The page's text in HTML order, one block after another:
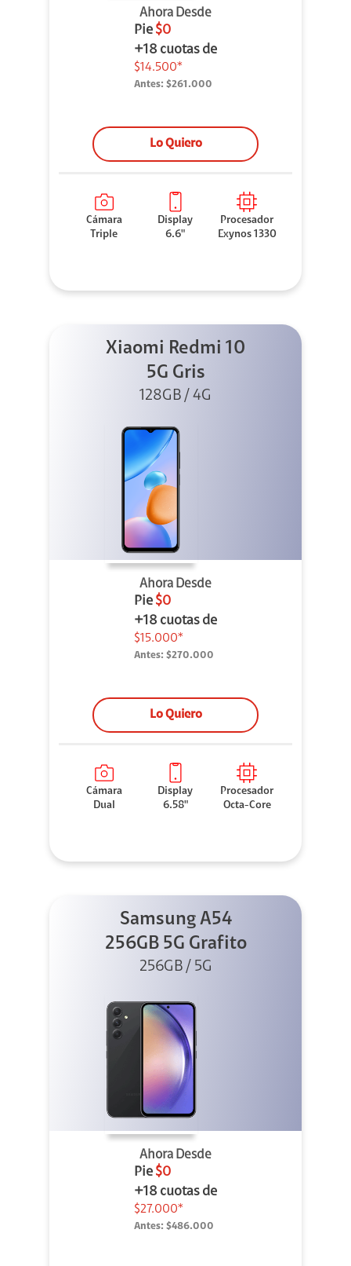
Ahora Desde
Pie $0
+18 cuotas de
$14.500*
Antes: $261.000
Lo Quiero
Cámara
Triple
Display
6.6"
Procesador
Exynos 1330
Xiaomi Redmi 10
5G Gris
128GB / 4G
Ahora Desde
Pie $0
+18 cuotas de
$15.000*
Antes: $270.000
Lo Quiero
Cámara
Dual
Display
6.58"
Procesador
Octa-Core
Samsung A54
256GB 5G Grafito
256GB / 5G
Ahora Desde
Pie $0
+18 cuotas de
$27.000*
Antes: $486.000